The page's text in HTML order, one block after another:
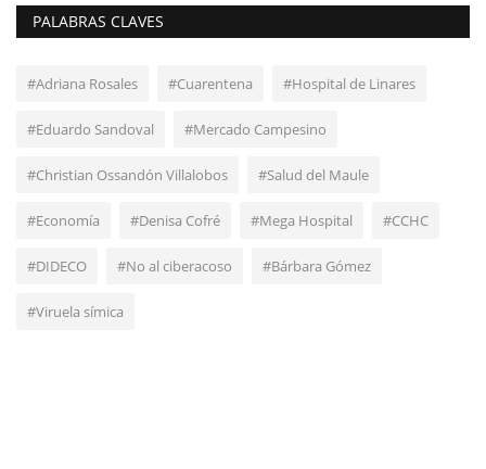
PALABRAS CLAVES
#Adriana Rosales #Cuarentena #Hospital de Linares
#Eduardo Sandoval #Mercado Campesino
#Christian Ossandón Villalobos #Salud del Maule
#Economía #Denisa Cofré #Mega Hospital #CCHC
#DIDECO #No al ciberacoso #Bárbara Gómez
#Viruela símica